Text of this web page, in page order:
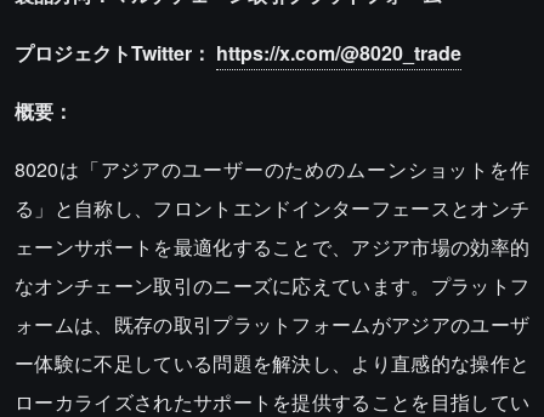
プロジェクトTwitter： https://x.com/@8020_trade
概要：
8020は「アジアのユーザーのためのムーンショットを作
る」と自称し、フロントエンドインターフェースとオンチ
ェーンサポートを最適化することで、アジア市場の効率的
なオンチェーン取引のニーズに応えています。プラットフ
ォームは、既存の取引プラットフォームがアジアのユーザ
ー体験に不足している問題を解決し、より直感的な操作と
ローカライズされたサポートを提供することを目指してい